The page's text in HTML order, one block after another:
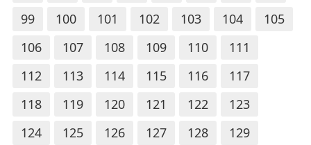
99
100 101 102 103 104
105
106
107 108 109 110
111
112
113 114 115 116
117
118
119 120 121 122
123
124
125 126 127 128
129